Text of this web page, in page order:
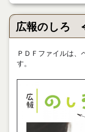
広報のしろ
ＰＤＦファイルは、
す。